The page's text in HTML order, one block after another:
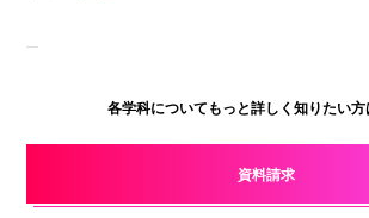
各学科についてもっと詳しく知りたい
資料請求